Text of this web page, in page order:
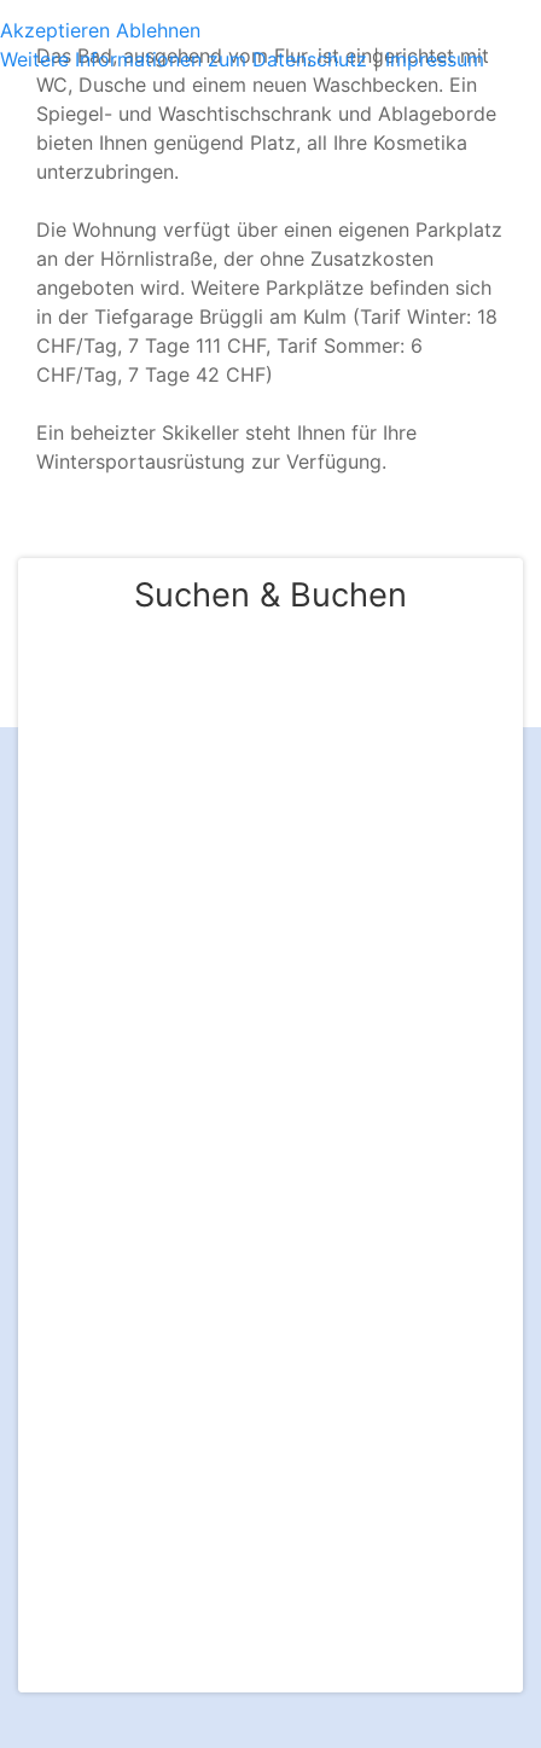
Das Bad, ausgehend vom Flur, ist eingerichtet mit
WC, Dusche und einem neuen Waschbecken. Ein
Spiegel- und Waschtischschrank und Ablageborde
bieten Ihnen genügend Platz, all Ihre Kosmetika
unterzubringen.
Die Wohnung verfügt über einen eigenen Parkplatz
an der Hörnlistraße, der ohne Zusatzkosten
angeboten wird. Weitere Parkplätze befinden sich
in der Tiefgarage Brüggli am Kulm (Tarif Winter: 18
CHF/Tag, 7 Tage 111 CHF, Tarif Sommer: 6
CHF/Tag, 7 Tage 42 CHF)
Ein beheizter Skikeller steht Ihnen für Ihre
Wintersportausrüstung zur Verfügung.
Akzeptieren Ablehnen
Weitere Informationen zum Datenschutz|Impressum
Suchen & Buchen